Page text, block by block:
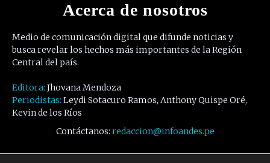
Acerca de nosotros
Medio de comunicación digital que difunde noticias y
busca revelar los hechos más importantes de la Región
Central del país.
Editora: Jhovana Mendoza
Periodistas: Leydi Sotacuro Ramos, Anthony Quispe Oré,
Kevin de los Ríos
Contáctanos: redaccion@infoandes.pe